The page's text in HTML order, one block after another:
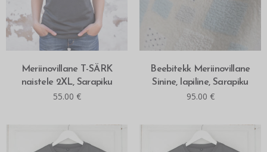
LOE ROHKEM
Meriinovillane T-SÄRK
naistele 2XL, Sarapiku
55.00 €
LISA OSTUKORVI
Beebitekk Meriinovillane
Sinine, lapiline, Sarapiku
95.00 €